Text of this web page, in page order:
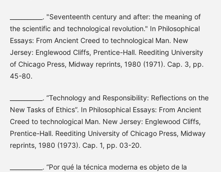
___________. "Seventeenth century and after: the meaning of
the scientific and technological revolution." In Philosophical
Essays: From Ancient Creed to technological Man. New
Jersey: Englewood Cliffs, Prentice-Hall. Reediting University
of Chicago Press, Midway reprints, 1980 (1971). Cap. 3, pp.
45-80.
___________. “Technology and Responsibility: Reflections on the
New Tasks of Ethics”. In Philosophical Essays: From Ancient
Creed to technological Man. New Jersey: Englewood Cliffs,
Prentice-Hall. Reediting University of Chicago Press, Midway
reprints, 1980 (1973). Cap. 1, pp. 03-20.
___________. “Por qué la técnica moderna es objeto de la